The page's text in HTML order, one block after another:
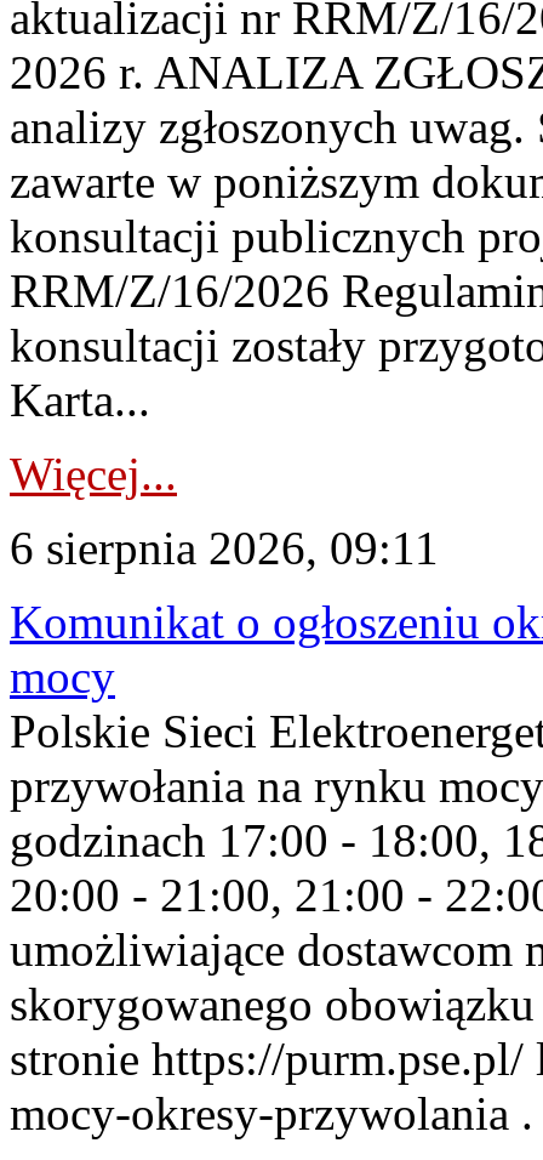
aktualizacji nr RRM/Z/16/
2026 r. ANALIZA
analizy zgłoszonych
zawarte w poniższym
konsultacji publicznych
RRM/Z/16/2026
konsultacji zostały
Karta...
Więcej...
6 sierpnia 2026, 09:11
Komunikat o ogłoszeniu
mocy
Polskie Sieci
przywołania na rynku
godzinach 17:00 - 18:00,
20:00 - 21:00, 21:00 -
umożliwiające dostawcom
skorygowanego
stronie https://
mocy-okresy-przywolania